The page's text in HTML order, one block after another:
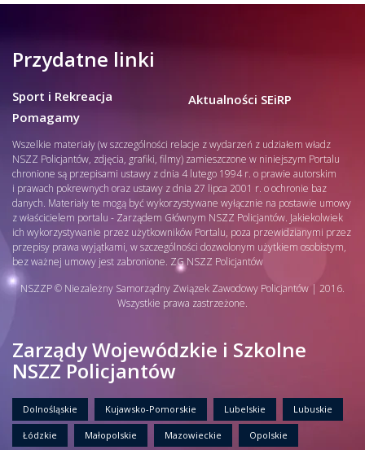
Przydatne linki
Sport i Rekreacja
Pomagamy
Aktualności SEiRP
Wszelkie materiały (w szczególności relacje z wydarzeń z udziałem władz
NSZZ Policjantów, zdjęcia, grafiki, filmy) zamieszczone w niniejszym Portalu
chronione są przepisami ustawy z dnia 4 lutego 1994 r. o prawie autorskim
i prawach pokrewnych oraz ustawy z dnia 27 lipca 2001 r. o ochronie baz
danych. Materiały te mogą być wykorzystywane wyłącznie na postawie umowy
z właścicielem portalu - Zarządem Głównym NSZZ Policjantów. Jakiekolwiek
ich wykorzystywanie przez użytkowników Portalu, poza przewidzianymi przez
przepisy prawa wyjątkami, w szczególności dozwolonym użytkiem osobistym,
bez ważnej umowy jest zabronione. ZG NSZZ Policjantów
NSZZP © Niezależny Samorządny Związek Zawodowy Policjantów | 2016.
Wszystkie prawa zastrzeżone.
Zarządy Wojewódzkie i Szkolne
NSZZ Policjantów
Dolnośląskie Kujawsko-Pomorskie Lubelskie Lubuskie
Łódzkie Małopolskie Mazowieckie Opolskie